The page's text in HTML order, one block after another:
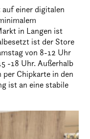
auf einer digitalen
in Langen ist
ist der Store
von 8-12 Uhr
-18 Uhr. Außerhalb
per Chipkarte in den
ist an eine stabile